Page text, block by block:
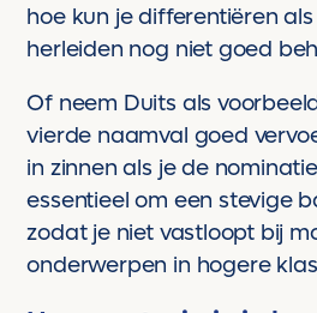
hoe kun je differentiëren
herleiden nog niet goed
Of neem Duits als
vierde naamval goed
in zinnen als je de
essentieel om een stevige
zodat je niet vastloopt bij
onderwerpen in hogere